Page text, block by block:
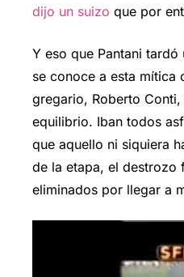
dijo un suizo que por
Y eso que Pantani
se conoce a esta mítica
gregario, Roberto Conti,
equilibrio. Iban todos
que aquello ni siquiera
de la etapa, el destrozo
eliminados por llegar a